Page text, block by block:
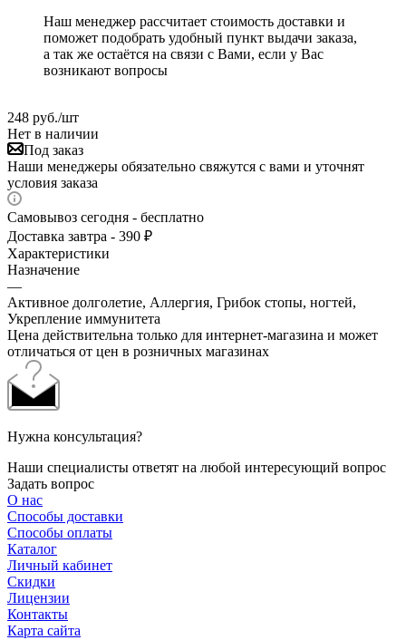
Наш менеджер рассчитает стоимость доставки и
поможет подобрать удобный пункт выдачи заказа,
а так же остаётся на связи с Вами, если у Вас
возникают вопросы
248 руб./шт
Нет в наличии
Под заказ
Наши менеджеры обязательно свяжутся с вами и уточнят
условия заказа
Самовывоз сегодня - бесплатно
Доставка завтра - 390 ₽
Характеристики
Назначение
—
Активное долголетие, Аллергия, Грибок стопы, ногтей,
Укрепление иммунитета
Цена действительна только для интернет-магазина и может
отличаться от цен в розничных магазинах
Нужна консультация?
Наши специалисты ответят на любой интересующий вопрос
Задать вопрос
О нас
Способы доставки
Способы оплаты
Каталог
Личный кабинет
Скидки
Лицензии
Контакты
Карта сайта